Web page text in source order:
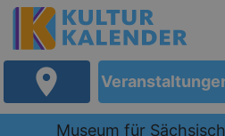
Museum für